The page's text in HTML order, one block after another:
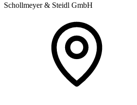
Schollmeyer & Steidl GmbH